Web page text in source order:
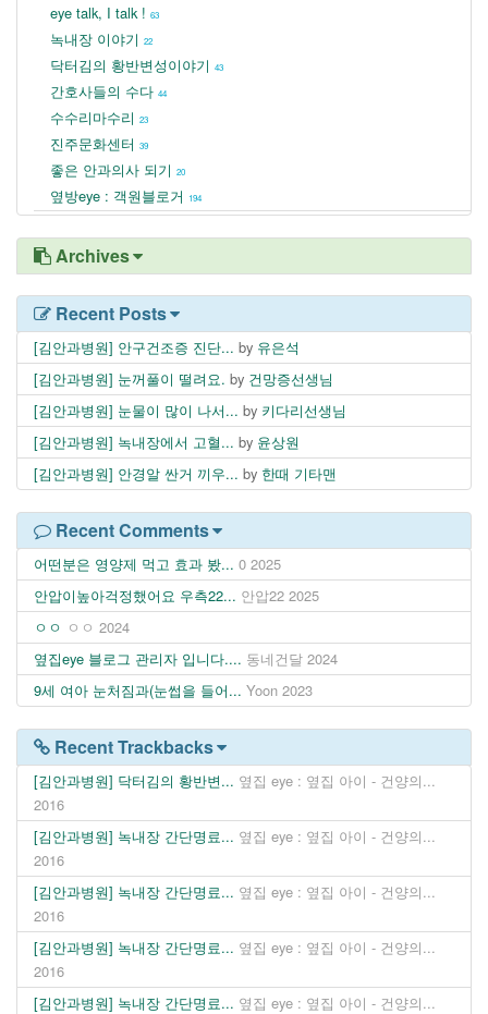
eye talk, I talk ! 63
녹내장 이야기 22
닥터김의 황반변성이야기 43
간호사들의 수다 44
수수리마수리 23
진주문화센터 39
좋은 안과의사 되기 20
옆방eye : 객원블로거 194
Archives
Recent Posts
[김안과병원] 안구건조증 진단... by 유은석
[김안과병원] 눈꺼풀이 떨려요. by 건망증선생님
[김안과병원] 눈물이 많이 나서... by 키다리선생님
[김안과병원] 녹내장에서 고혈... by 윤상원
[김안과병원] 안경알 싼거 끼우... by 한때 기타맨
Recent Comments
어떤분은 영양제 먹고 효과 봤... 0 2025
안압이높아걱정했어요 우측22... 안압22 2025
ㅇㅇ ㅇㅇ 2024
옆집eye 블로그 관리자 입니다.... 동네건달 2024
9세 여아 눈처짐과(눈썹을 들어... Yoon 2023
Recent Trackbacks
[김안과병원] 닥터김의 황반변... 옆집 eye : 옆집 아이 - 건양의...
2016
[김안과병원] 녹내장 간단명료... 옆집 eye : 옆집 아이 - 건양의...
2016
[김안과병원] 녹내장 간단명료... 옆집 eye : 옆집 아이 - 건양의...
2016
[김안과병원] 녹내장 간단명료... 옆집 eye : 옆집 아이 - 건양의...
2016
[김안과병원] 녹내장 간단명료... 옆집 eye : 옆집 아이 - 건양의...